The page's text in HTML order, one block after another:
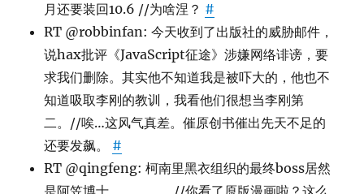
月还要装回10.6 //为啥涅？ #
RT @robbinfan: 今天收到了出版社的威胁邮件，
说hax批评《JavaScript征途》涉嫌网络诽谤，要
求我们删除。其实他不知道我是被吓大的，他也不
知道吸取李刚的教训，我看他们很想当李刚第
二。//唉…这风气真差。催原创书催出先天不足的
还要发飙。 #
RT @qingfeng: 柯南里黑衣组织的最终boss居然
是阿笠博士。。。。。//你看了原版漫画啦？这么